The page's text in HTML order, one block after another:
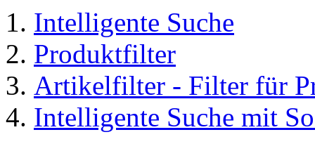
Intelligente Suche
Produktfilter
Artikelfilter - Filter für
Intelligente Suche mit